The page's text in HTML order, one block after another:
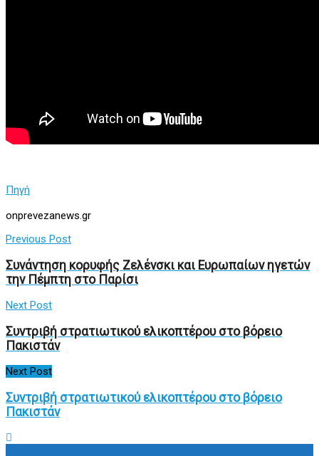
Πηγή
onprevezanews.gr
Previous Post
Συνάντηση κορυφής Ζελένσκι και Ευρωπαίων ηγετών
την Πέμπτη στο Παρίσι
Next Post
Συντριβή στρατιωτικού ελικοπτέρου στο βόρειο
Πακιστάν
Next Post
Συντριβή στρατιωτικού ελικοπτέρου στο βόρειο
Πακιστάν